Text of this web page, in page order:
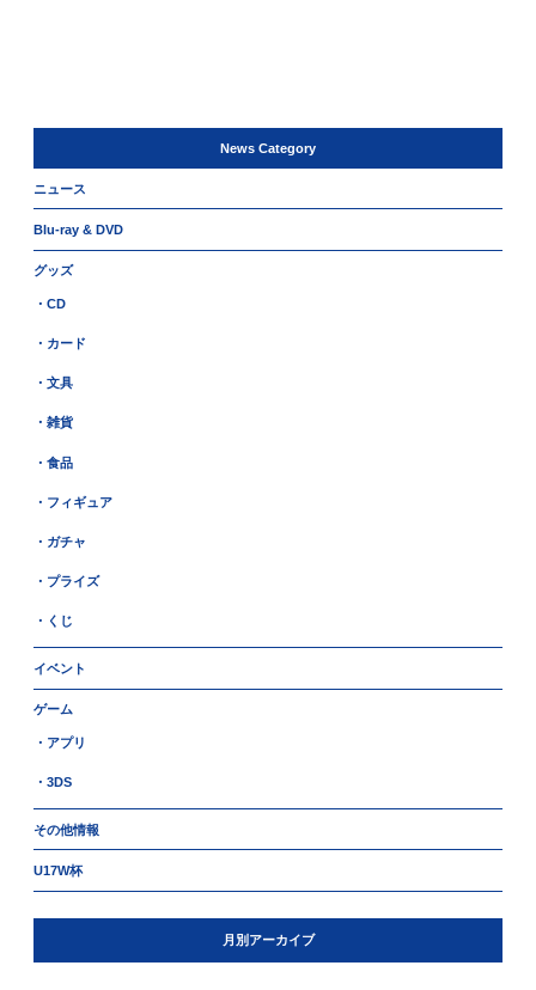
News Category
ニュース
Blu-ray & DVD
グッズ
・CD
・カード
・文具
・雑貨
・食品
・フィギュア
・ガチャ
・プライズ
・くじ
イベント
ゲーム
・アプリ
・3DS
その他情報
U17W杯
月別アーカイブ